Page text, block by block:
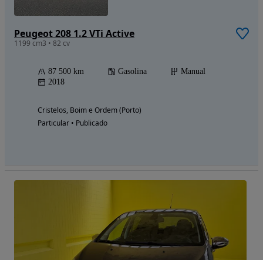
Peugeot 208 1.2 VTi Active
1199 cm3 • 82 cv
87 500 km Gasolina
Manual
2018
Cristelos, Boim e Ordem (Porto)
Particular • Publicado